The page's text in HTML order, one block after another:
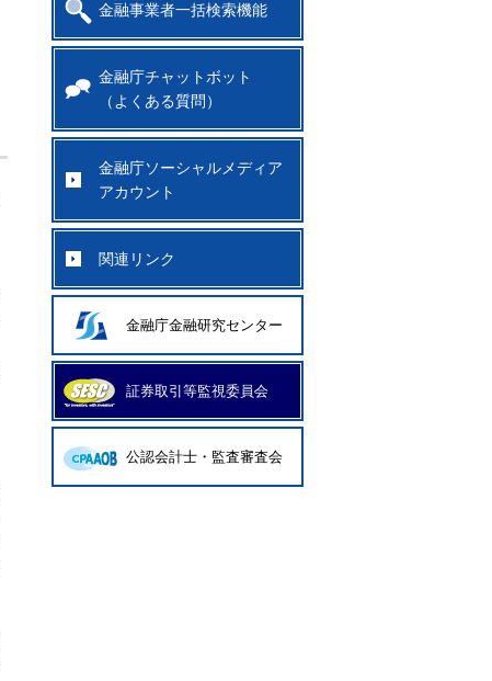
金融事業者一括検索機能
金融庁チャットボット
（よくある質問）
金融庁ソーシャルメディア
アカウント
関連リンク
金融庁金融研究センター
証券取引等監視委員会
公認会計士・監査審査会